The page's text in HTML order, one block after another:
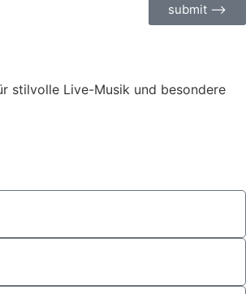
submit ⟶
stilvolle Live-Musik und besondere